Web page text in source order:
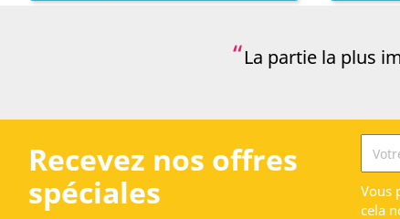
La partie la plus
Recevez nos offres
spéciales
Vous
cela